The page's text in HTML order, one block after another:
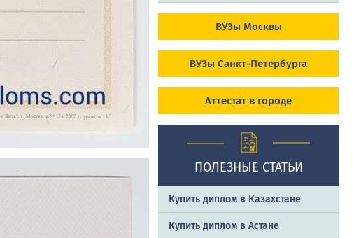
ВУЗы Москвы
ВУЗы Санкт-Петербурга
Аттестат в городе
ПОЛЕЗНЫЕ СТАТЬИ
Купить диплом в Казахстане
Купить диплом в Астане